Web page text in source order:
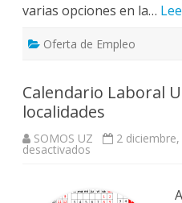
varias opciones en la…
Oferta de Empleo
Calendario Laboral
localidades
SOMOS UZ 2
desactivados
2026